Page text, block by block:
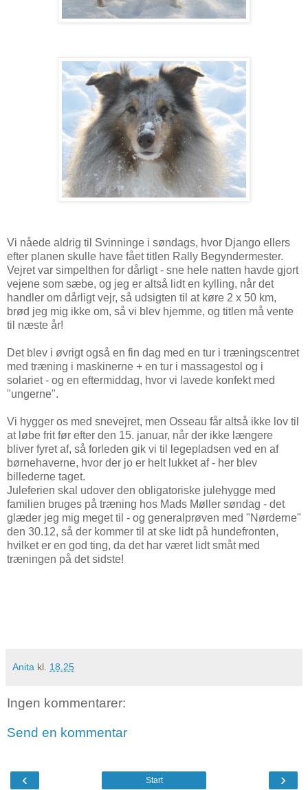
Vi nåede aldrig til Svinninge i søndags, hvor Django ellers
efter planen skulle have fået titlen Rally Begyndermester.
Vejret var simpelthen for dårligt - sne hele natten havde gjort
vejene som sæbe, og jeg er altså lidt en kylling, når det
handler om dårligt vejr, så udsigten til at køre 2 x 50 km,
brød jeg mig ikke om, så vi blev hjemme, og titlen må vente
til næste år!
Det blev i øvrigt også en fin dag med en tur i træningscentret
med træning i maskinerne + en tur i massagestol og i
solariet - og en eftermiddag, hvor vi lavede konfekt med
"ungerne".
Vi hygger os med snevejret, men Osseau får altså ikke lov til
at løbe frit før efter den 15. januar, når der ikke længere
bliver fyret af, så forleden gik vi til legepladsen ved en af
børnehaverne, hvor der jo er helt lukket af - her blev
billederne taget.
Juleferien skal udover den obligatoriske julehygge med
familien bruges på træning hos Mads Møller søndag - det
glæder jeg mig meget til - og generalprøven med "Nørderne"
den 30.12, så der kommer til at ske lidt på hundefronten,
hvilket er en god ting, da det har været lidt småt med
træningen på det sidste!
Anita kl. 18.25
Ingen kommentarer:
Send en kommentar
‹ ›
Start